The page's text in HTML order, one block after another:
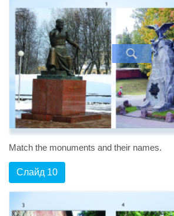
Match the monuments and their names.
Слайд 10